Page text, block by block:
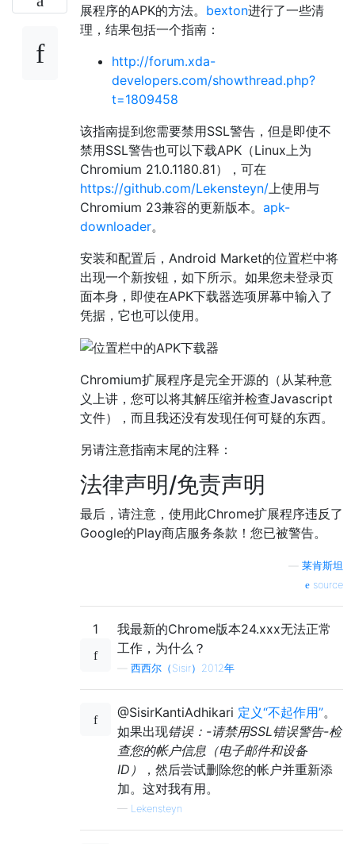
展程序的APK的方法。 bexton进行了一些清
理，结果包括一个指南：
http://forum.xda-
developers.com/showthread.php?
t=1809458
该指南提到您需要禁用SSL警告，但是即使不
禁用SSL警告也可以下载APK（Linux上为
Chromium 21.0.1180.81），可在
https://github.com/Lekensteyn/ 上使用与
Chromium 23兼容的更新版本。 apk-
downloader。
安装和配置后，Android Market的位置栏中将
出现一个新按钮，如下所示。如果您未登录页
面本身，即使在APK下载器选项屏幕中输入了
凭据，它也可以使用。
Chromium扩展程序是完全开源的（从某种意
义上讲，您可以将其解压缩并检查Javascript
文件），而且我还没有发现任何可疑的东西。
另请注意指南末尾的注释：
法律声明/免责声明
最后，请注意，使用此Chrome扩展程序违反了
Google的Play商店服务条款！您已被警告。
莱肯斯坦
source
1
我最新的Chrome版本24.xxx无法正常
工作，为什么？
西西尔（Sisir）2012年
@SisirKantiAdhikari 定义“不起作用”。
如果出现错误：-请禁用SSL错误警告-检
查您的帐户信息（电子邮件和设备
ID）
，然后尝试删除您的帐户并重新添
加。这对我有用。
— Lekensteyn